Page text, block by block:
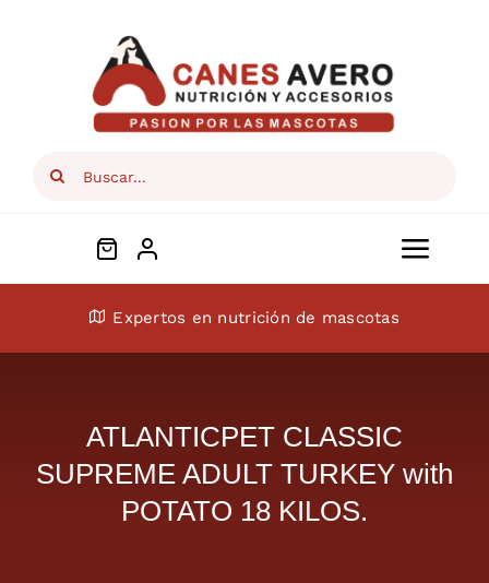
Search
ConócenosExpertos en nutrición de mascotas
ATLANTICPET CLASSIC
SUPREME ADULT TURKEY with
POTATO 18 KILOS.